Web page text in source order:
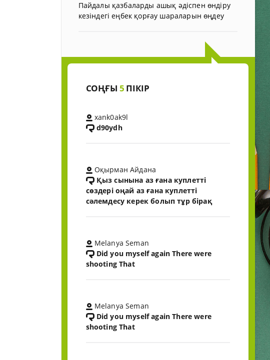
Пайдалы қазбаларды ашық әдіспен өндіру
кезіндегі еңбек қорғау шараларын өңдеу
СОҢҒЫ 5 ПІКІР
xank0ak9l
d90ydh
Оқырман Айдана
Қыз сынына аз ғана куплетті
сөздері оңай аз ғана куплетті
сәлемдесу керек болып тұр бірақ
Melanya Seman
Did you myself again There were
shooting That
Melanya Seman
Did you myself again There were
shooting That